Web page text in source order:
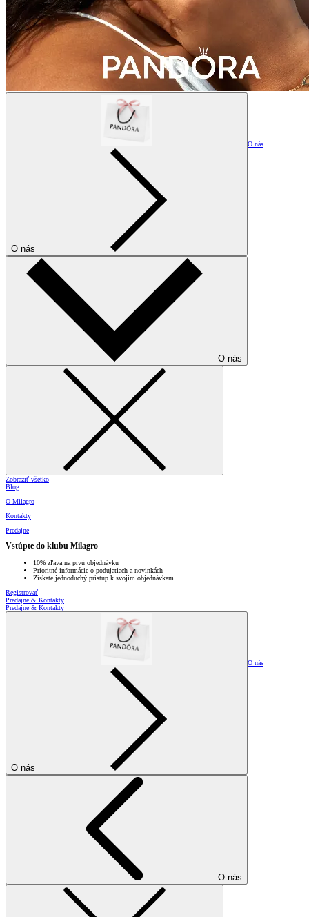
O nás
O nás
O nás
Zobraziť všetko
Blog
O Milagro
Kontakty
Predajne
Vstúpte do klubu Milagro
10% zľava na prvú objednávku
Prioritné informácie o podujatiach a novinkách
Získate jednoduchý prístup k svojim objednávkam
Registrovať
Predajne & Kontakty
Predajne & Kontakty
O nás
O nás
O nás